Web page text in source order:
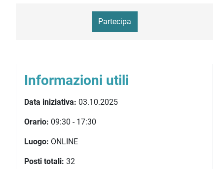
Partecipa
Informazioni utili
Data iniziativa: 03.10.2025
Orario: 09:30 - 17:30
Luogo: ONLINE
Posti totali: 32